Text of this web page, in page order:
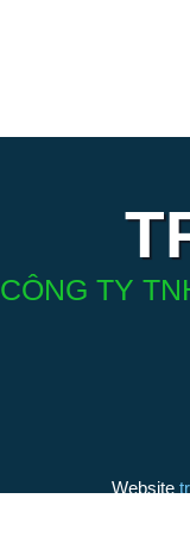
CÔNG TY
Website